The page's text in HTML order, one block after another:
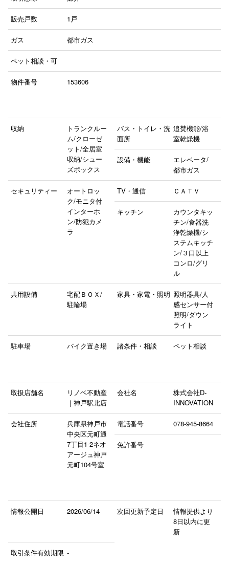
販売戸数 1戸
ガス 都市ガス
ペット相談・可
物件番号 153606
収納
トランクルー
ム/クローゼ
ット/全居室
収納/シュー
ズボックス
バス・トイレ・洗
面所
追焚機能/浴
室乾燥機
設備・機能
エレベータ/
都市ガス
セキュリティー
オートロッ
ク/モニタ付
インターホ
ン/防犯カメ
ラ
TV・通信 ＣＡＴＶ
キッチン
カウンタキッ
チン/食器洗
浄乾燥機/シ
ステムキッチ
ン/３口以上
コンロ/グリ
ル
共用設備
宅配ＢＯＸ/
駐輪場
家具・家電・照明 照明器具/人
感センサー付
照明/ダウン
ライト
駐車場 バイク置き場 諸条件・相談 ペット相談
取扱店舗名
リノベ不動産
｜神戸駅北店
会社名
株式会社D-
INNOVATION
会社住所
兵庫県神戸市
中央区元町通
7丁目1‐2ネオ
アージュ神戸
元町104号室
電話番号 078-945-8664
免許番号
情報公開日 2026/06/14 次回更新予定日
情報提供より
8日以内に更
新
取引条件有効期限 -